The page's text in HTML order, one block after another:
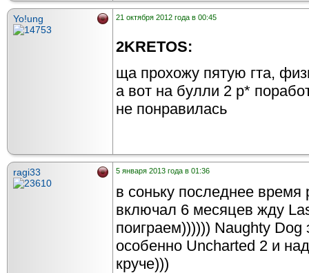
Yo!ung 21 октября 2012 года в 00:45
2KRETOS:
ща прохожу пятую гта,
а вот на булли 2 р*
не понравилась
ragi33 5 января 2013 года в 01:36
в соньку последнее время
включал 6 месяцев жду
поиграем)))))) Naughty Dog
особенно Uncharted 2 и
круче)))